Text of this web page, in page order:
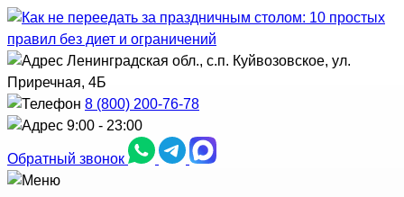
Ленинградская обл., с.п. Куйвозовское, ул.
Приречная, 4Б
8 (800) 200-76-78
9:00 - 23:00
Обратный звонок